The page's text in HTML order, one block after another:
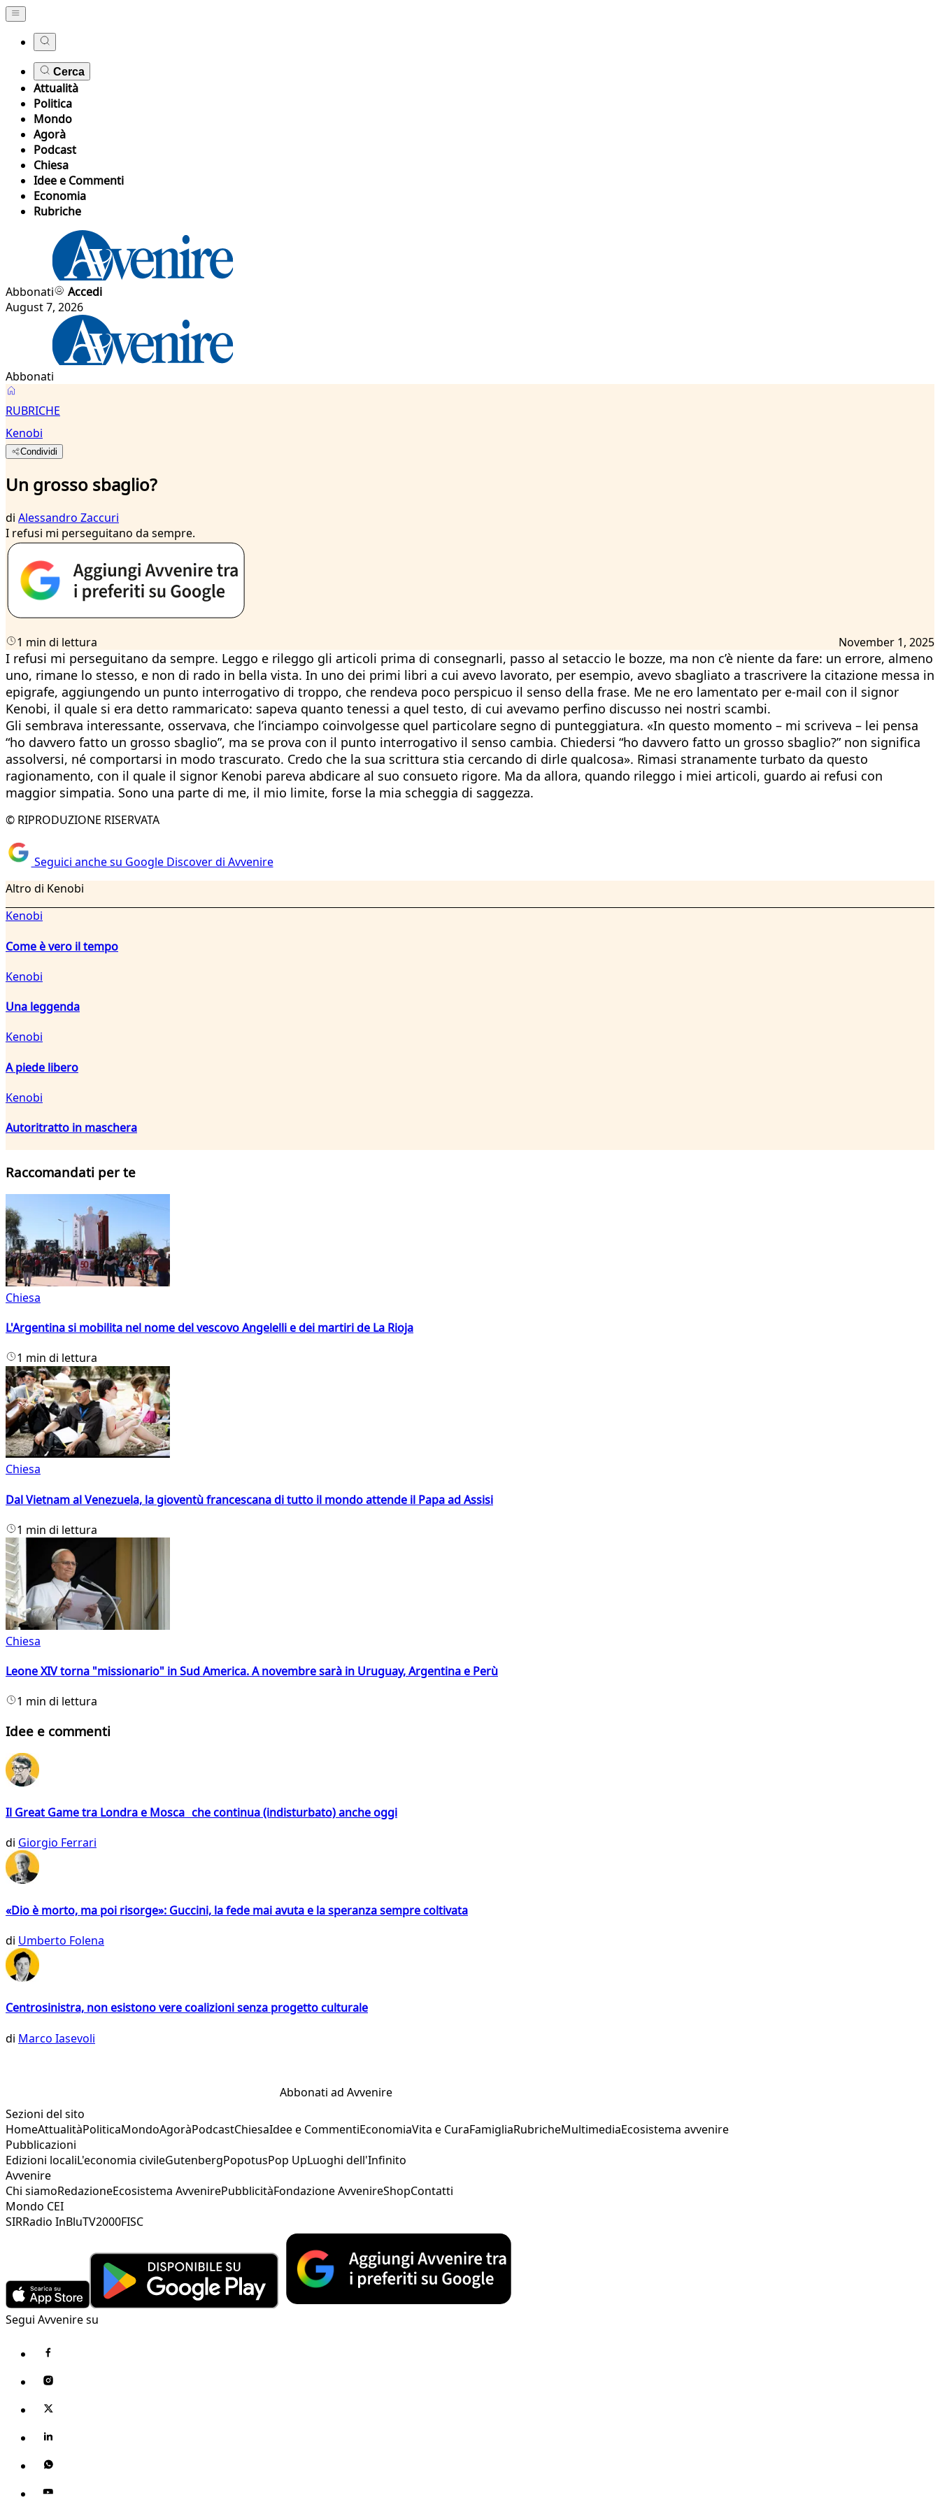
Cerca
Attualità
Politica
Mondo
Agorà
Podcast
Chiesa
Idee e Commenti
Economia
Rubriche
Abbonati
Accedi
August 7, 2026
Abbonati
RUBRICHE
Kenobi
Condividi
Un grosso sbaglio?
di Alessandro Zaccuri
I refusi mi perseguitano da sempre.
1 min di lettura November 1, 2025
I refusi mi perseguitano da sempre. Leggo e rileggo gli articoli prima di consegnarli, passo al setaccio le bozze, ma non c’è niente da fare: un errore, almeno
uno, rimane lo stesso, e non di rado in bella vista. In uno dei primi libri a cui avevo lavorato, per esempio, avevo sbagliato a trascrivere la citazione messa in
epigrafe, aggiungendo un punto interrogativo di troppo, che rendeva poco perspicuo il senso della frase. Me ne ero lamentato per e-mail con il signor
Kenobi, il quale si era detto rammaricato: sapeva quanto tenessi a quel testo, di cui avevamo perfino discusso nei nostri scambi.
Gli sembrava interessante, osservava, che l’inciampo coinvolgesse quel particolare segno di punteggiatura. «In questo momento – mi scriveva – lei pensa
“ho davvero fatto un grosso sbaglio”, ma se prova con il punto interrogativo il senso cambia. Chiedersi “ho davvero fatto un grosso sbaglio?” non significa
assolversi, né comportarsi in modo trascurato. Credo che la sua scrittura stia cercando di dirle qualcosa». Rimasi stranamente turbato da questo
ragionamento, con il quale il signor Kenobi pareva abdicare al suo consueto rigore. Ma da allora, quando rileggo i miei articoli, guardo ai refusi con
maggior simpatia. Sono una parte di me, il mio limite, forse la mia scheggia di saggezza.
© RIPRODUZIONE RISERVATA
Seguici anche su Google Discover di Avvenire
Altro di Kenobi
Kenobi
Come è vero il tempo
Kenobi
Una leggenda
Kenobi
A piede libero
Kenobi
Autoritratto in maschera
Raccomandati per te
Chiesa
L'Argentina si mobilita nel nome del vescovo Angelelli e dei martiri de La Rioja
1 min di lettura
Chiesa
Dal Vietnam al Venezuela, la gioventù francescana di tutto il mondo attende il Papa ad Assisi
1 min di lettura
Chiesa
Leone XIV torna "missionario" in Sud America. A novembre sarà in Uruguay, Argentina e Perù
1 min di lettura
Idee e commenti
Il Great Game tra Londra e Mosca che continua (indisturbato) anche oggi
di Giorgio Ferrari
«Dio è morto, ma poi risorge»: Guccini, la fede mai avuta e la speranza sempre coltivata
di Umberto Folena
Centrosinistra, non esistono vere coalizioni senza progetto culturale
di Marco Iasevoli
Abbonati ad Avvenire
Sezioni del sito
HomeAttualitàPoliticaMondoAgoràPodcastChiesaIdee e CommentiEconomiaVita e CuraFamigliaRubricheMultimediaEcosistema avvenire
Pubblicazioni
Edizioni localiL'economia civileGutenbergPopotusPop UpLuoghi dell'Infinito
Avvenire
Chi siamoRedazioneEcosistema AvvenirePubblicitàFondazione AvvenireShopContatti
Mondo CEI
SIRRadio InBluTV2000FISC
Segui Avvenire su